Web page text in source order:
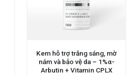
Kem hỗ trợ trắng sáng, mờ
nám và bảo vệ da – 1%α-
Arbutin + Vitamin CPLX